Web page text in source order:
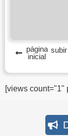
página
inicial
subir
[views count="1"